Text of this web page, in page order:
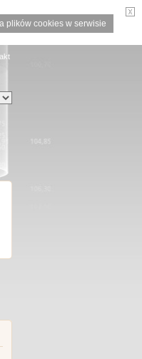
plików cookies w serwisie